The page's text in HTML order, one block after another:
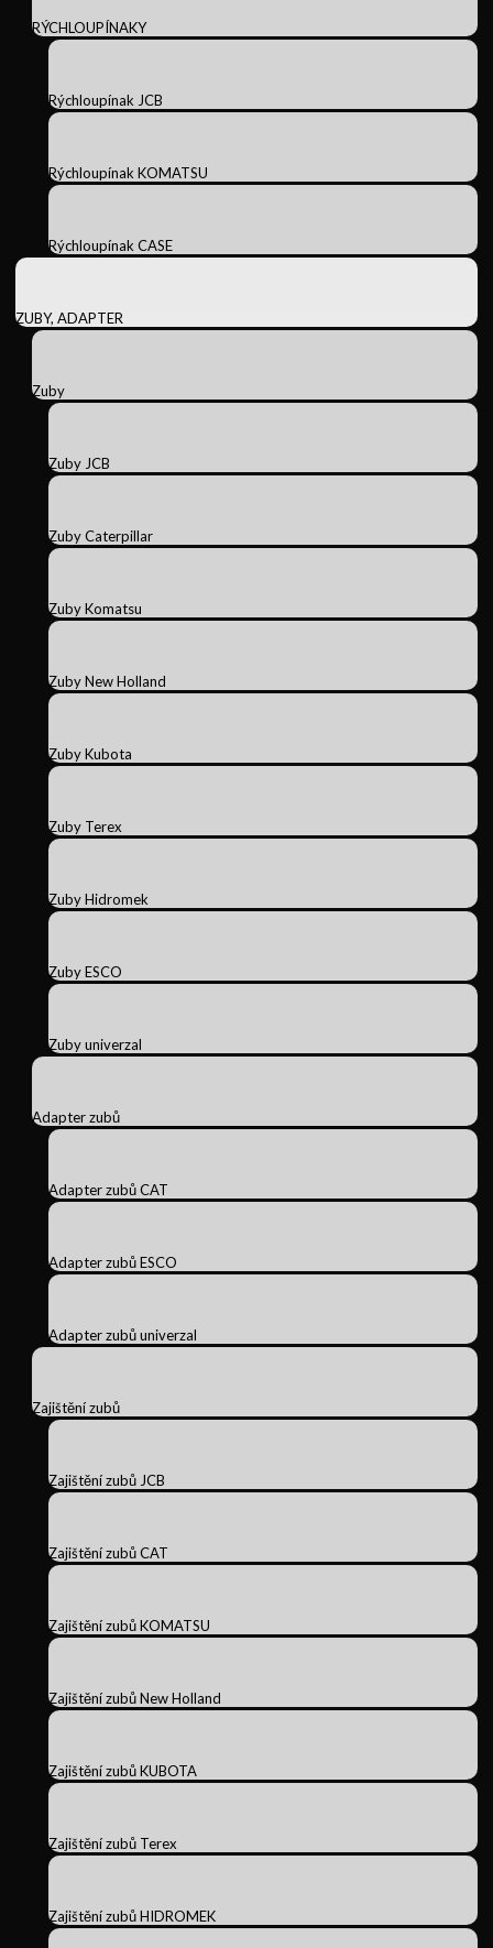
RÝCHLOUPÍNAKY
Rýchloupínak JCB
Rýchloupínak KOMATSU
Rýchloupínak CASE
ZUBY, ADAPTER
Zuby
Zuby JCB
Zuby Caterpillar
Zuby Komatsu
Zuby New Holland
Zuby Kubota
Zuby Terex
Zuby Hidromek
Zuby ESCO
Zuby univerzal
Adapter zubů
Adapter zubů CAT
Adapter zubů ESCO
Adapter zubů univerzal
Zajištění zubů
Zajištění zubů JCB
Zajištění zubů CAT
Zajištění zubů KOMATSU
Zajištění zubů New Holland
Zajištění zubů KUBOTA
Zajištění zubů Terex
Zajištění zubů HIDROMEK